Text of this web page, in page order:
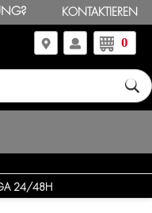
KONTAKTIEREN
0
24/48H